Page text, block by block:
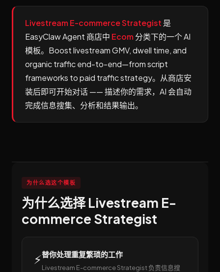
Livestream E-commerce Strategist 是
EasyClaw Agent 商店中 Ecom分类下的一个 AI
模板。Boost livestream GMV, dwell time, and
organic traffic end-to-end—from script
frameworks to paid traffic strategy。从商店安
装后即可开始对话 —— 描述你的需求，AI 会自动
完成信息搜集、分析和结果输出。
为什么选这个模板
为什么选择 Livestream E-
commerce Strategist
⚡替你处理重复繁琐的工作
Livestream E-commerce Strategist 负责信息搜